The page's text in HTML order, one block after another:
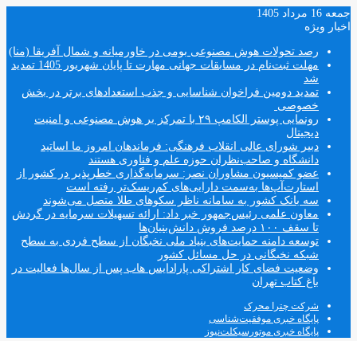
جمعه 16 مرداد 1405
اخبار ویژه
رصد تحولات هوش مصنوعی بومی در خاورمیانه و شمال آفریقا (منا)
مهلت ثبت‌نام در مسابقات جهانی مهارت تا پایان شهریور 1405 تمدید
شد
تمدید دومین فراخوان شناسایی و جذب استعدادهای برتر در بخش
خصوصی
رونمایی پوستر الکامپ ۲۹ با تمرکز بر هوش مصنوعی و امنیت
دیجیتال
دبیر شورای عالی انقلاب فرهنگی: فرماندهان امروز ما اساتید
دانشگاه و صاحب‌نظران حوزه علم و فناوری هستند
عضو کمیسیون مشاوران نصر: سرمایه‌گذاری خطرپذیر در کشور از
استارت‌آپ‌ها به‌سمت دارایی‌های کم‌ریسک‌تر رفته است
سه بانک کشور به سامانه ناظر سکوهای طلا متصل می‌شوند
معاون علمی رئیس‌جمهور خبر داد: ارائه تسهیلات سرمایه در گردش
تا سقف ۱۰۰ درصد فروش دانش‌بنیان‌ها
توسعه دامنه حمایت‌های بنیاد ملی نخبگان از سطح فردی به سطح
شبکه نخبگانی در حل مسائل کشور
وضعیت فضای کار اشتراکی پارادایس هاب پس از سال‌ها فعالیت در
باغ کتاب تهران
شرکت چترا محرک
پایگاه خبری موفقیت‌شناسی
پایگاه خبری موتورسیکلت‌نیوز